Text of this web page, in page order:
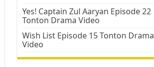
Yes! Captain Zul Aaryan Episode 22
Tonton Drama Video
Wish List Episode 15 Tonton Drama
Video